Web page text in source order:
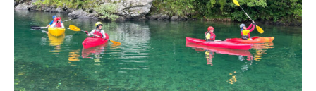
サンセット
リバートレッキン
グ